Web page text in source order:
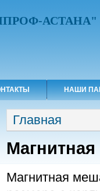
АСТАНА"
НАШИ
Вы здесь
Главная
Магнитная